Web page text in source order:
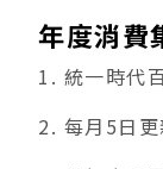
年度消費
1. 統一時代
2. 每月5日